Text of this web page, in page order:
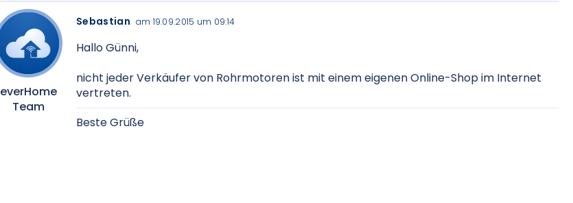
everHome
Team
Sebastian am 19.09.2015 um 09:14
Hallo Günni,
nicht jeder Verkäufer von Rohrmotoren ist mit einem eigenen Online-Shop im Internet
vertreten.
Beste Grüße